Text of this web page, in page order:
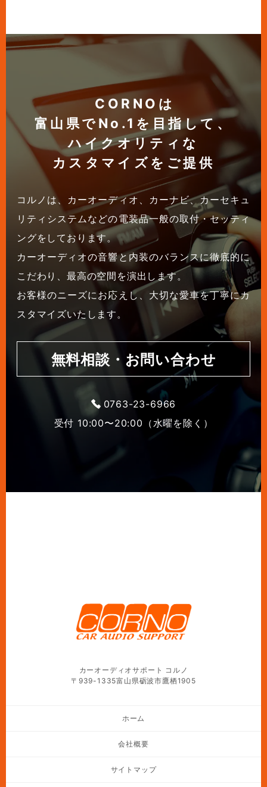
CORNOは
富山県でNo.1を目指して、
ハイクオリティな
カスタマイズをご提供
コルノは、カーオーディオ、カーナビ、カーセキュ
リティシステムなどの電装品一般の取付・セッティ
ングをしております。
カーオーディオの音響と内装のバランスに徹底的に
こだわり、最高の空間を演出します。
お客様のニーズにお応えし、大切な愛車を丁寧にカ
スタマイズいたします。
無料相談・お問い合わせ
0763-23-6966
受付 10:00〜20:00（水曜を除く）
カーオーディオサポート コルノ
〒939-1335富山県砺波市鷹栖1905
ホーム
会社概要
サイトマップ